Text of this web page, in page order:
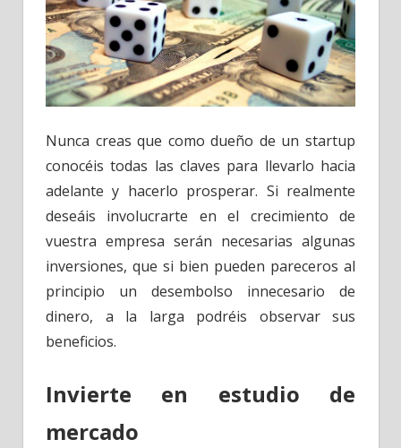
Nunca creas que como dueño de un startup
conocéis todas las claves para llevarlo hacia
adelante y hacerlo prosperar. Si realmente
deseáis involucrarte en el crecimiento de
vuestra empresa serán necesarias algunas
inversiones, que si bien pueden pareceros al
principio un desembolso innecesario de
dinero, a la larga podréis observar sus
beneficios.
Invierte en estudio de
mercado